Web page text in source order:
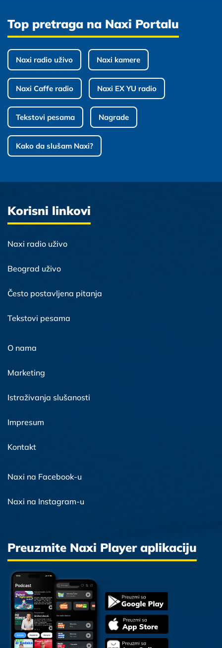
Top pretraga na Naxi Portalu
Naxi radio uživo Naxi kamere
Naxi Caffe radio Naxi EX YU radio
Tekstovi pesama Nagrade
Kako da slušam Naxi?
Korisni linkovi
Naxi radio uživo
Beograd uživo
Često postavljena pitanja
Tekstovi pesama
O nama
Marketing
Istraživanja slušanosti
Impresum
Kontakt
Naxi na Facebook-u
Naxi na Instagram-u
Preuzmite Naxi Player aplikaciju